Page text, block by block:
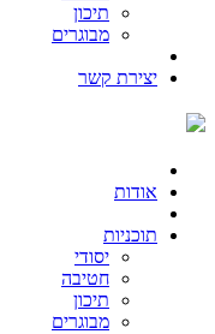
תיכון
מבוגרים
יצירת קשר
אודות
תוכניות
יסודי
חטיבה
תיכון
מבוגרים